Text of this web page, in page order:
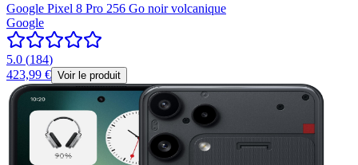
Google Pixel 8 Pro 256 Go noir volcanique
Google
5.0 (184)
423,99 € Voir le produit